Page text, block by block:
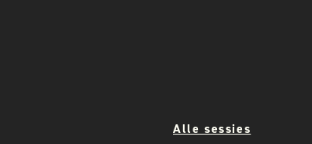
Alle sessies